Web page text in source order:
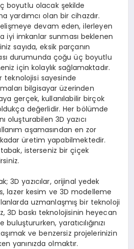
boyutlu olacak şekilde
yardımcı olan bir cihazdır.
devam eden, ilerleyen
iyi imkanlar sunması beklenen
sayıda, eksik parçanın
durumunda çoğu üç boyutlu
için kolaylık sağlamaktadır.
teknolojisi sayesinde
bilgisayar üzerinden
gerçek, kullanılabilir birçok
değerlidir. Her bölümde
oluşturabilen 3D yazıcı
aşamasından en zor
üretim yapabilmektedir.
isterseniz bir çiçek
3D yazıcılar, orijinal yedek
lazer kesim ve 3D modelleme
uzmanlaşmış bir teknoloji
3D baskı teknolojisinin heyecan
yaratıcılığınızı
taşımak ve benzersiz projelerinizin
yanınızda olmaktır.